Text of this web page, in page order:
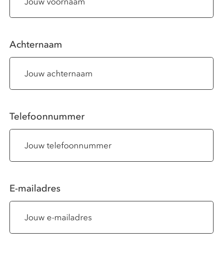
Achternaam
Telefoonnummer
E-mailadres